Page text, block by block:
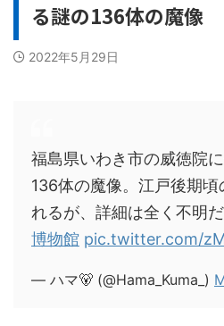
る謎の136体の魔像
2022年5月29日
福島県いわき市の威徳院
136体の魔像。江戸後期頃
れるが、詳細は全く不明だ
博物館 pic.twitter.com/
— ハマ🐻 (@Hama_Kuma_)